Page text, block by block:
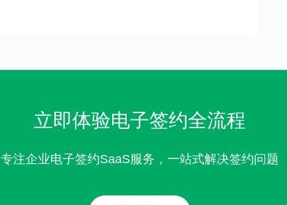
立即体验电子签约全流程
专注企业电子签约SaaS服务，一站式解决签约问题